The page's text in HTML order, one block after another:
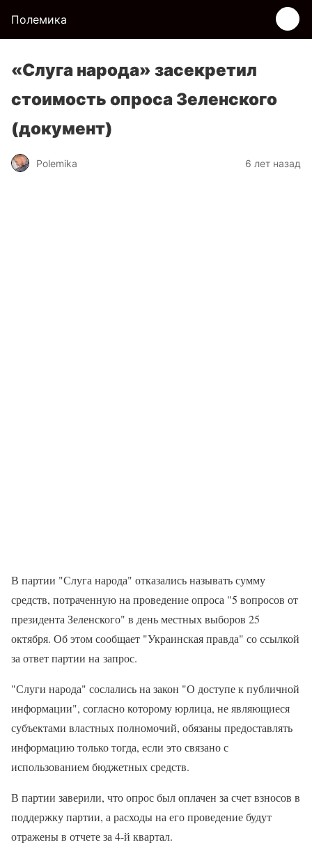
Полемика
«Слуга народа» засекретил
стоимость опроса Зеленского
(документ)
Polemika 6 лет назад
В партии "Слуга народа" отказались называть сумму
средств, потраченную на проведение опроса "5 вопросов от
президента Зеленского" в день местных выборов 25
октября. Об этом сообщает "Украинская правда" со ссылкой
за ответ партии на запрос.
"Слуги народа" сослались на закон "О доступе к публичной
информации", согласно которому юрлица, не являющиеся
субъектами властных полномочий, обязаны предоставлять
информацию только тогда, если это связано с
использованием бюджетных средств.
В партии заверили, что опрос был оплачен за счет взносов в
поддержку партии, а расходы на его проведение будут
отражены в отчете за 4-й квартал.